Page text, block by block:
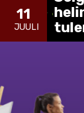
11
JUULI